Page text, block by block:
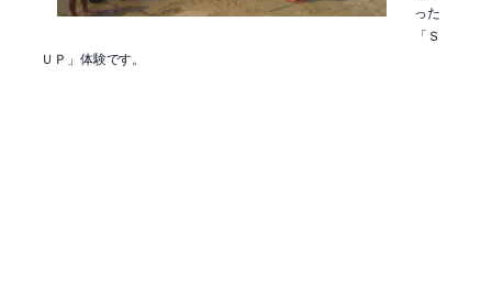
った
「Ｓ
ＵＰ」体験です。